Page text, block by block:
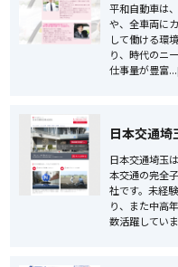
平和自動車は
や、全車両に
して働ける環
り、時代のニ
仕事量が豊富
日本交通埼
日本交通埼玉
本交通の完全
社です。未経
り、また中高
数活躍してい